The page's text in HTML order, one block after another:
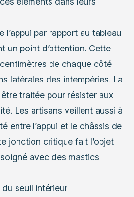
l’appui par rapport au tableau
un point d’attention. Cette
de chaque côté
latérales des intempéries. La
traitée pour résister aux
Les artisans veillent aussi à
entre l’appui et le châssis de
jonction critique fait l’objet
avec des mastics
seuil intérieur